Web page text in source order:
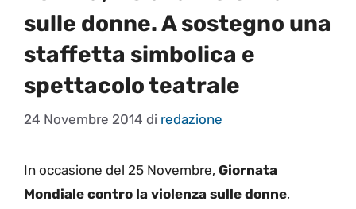
sulle donne. A sostegno una
staffetta simbolica e
spettacolo teatrale
24 Novembre 2014 di redazione
In occasione del 25 Novembre, Giornata
Mondiale contro la violenza sulle donne,